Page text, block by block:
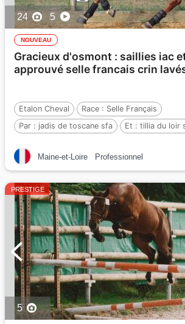
24 5
NOUVEAU
Gracieux d'osmont : saillies iac
approuvé selle francais crin
Etalon Cheval Race : Selle Français
Par : jadis de toscane sfa Et : tillia du loir
Maine-et-Loire
Professionnel
PRESTIGE
5